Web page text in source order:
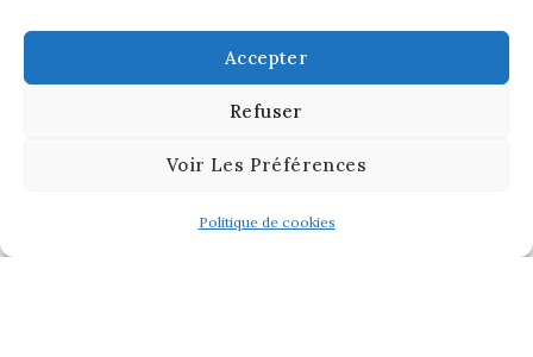
Accepter
Refuser
Voir Les Préférences
Politique de cookies